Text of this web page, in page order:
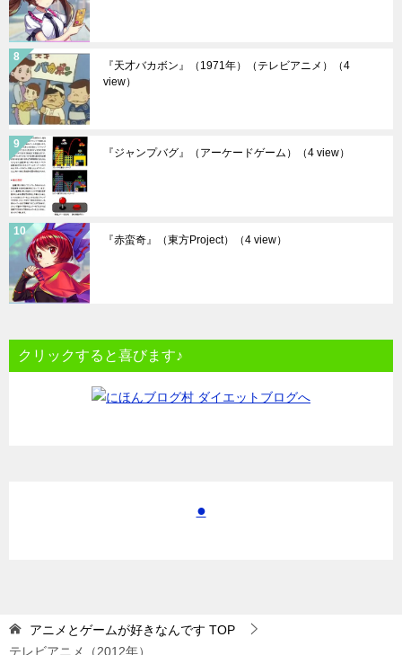
『天才バカボン』（1971年）（テレビアニメ）
（4
view）
『ジャンプバグ』（アーケードゲーム） （4 view）
『赤蛮奇』（東方Project） （4 view）
クリックすると喜びます♪
●
アニメとゲームが好きなんです TOP
テレビアニメ（2012年）